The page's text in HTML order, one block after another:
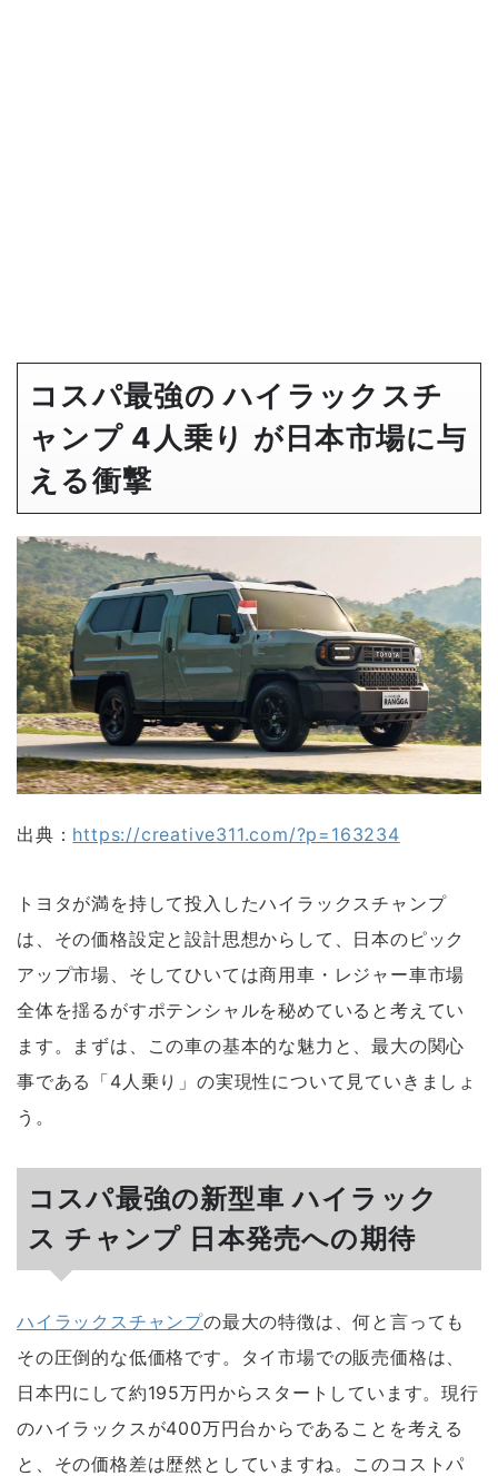
コスパ最強の ハイラックスチ
ャンプ 4人乗り が日本市場に与
える衝撃
出典： https://creative311.com/?p=163234
トヨタが満を持して投入したハイラックスチャンプ
は、その価格設定と設計思想からして、日本のピック
アップ市場、そしてひいては商用車・レジャー車市場
全体を揺るがすポテンシャルを秘めていると考えてい
ます。まずは、この車の基本的な魅力と、最大の関心
事である「4人乗り」の実現性について見ていきましょ
う。
コスパ最強の新型車 ハイラック
ス チャンプ 日本発売への期待
ハイラックスチャンプの最大の特徴は、何と言っても
その圧倒的な低価格です。タイ市場での販売価格は、
日本円にして約195万円からスタートしています。現行
のハイラックスが400万円台からであることを考える
と、その価格差は歴然としていますね。このコストパ